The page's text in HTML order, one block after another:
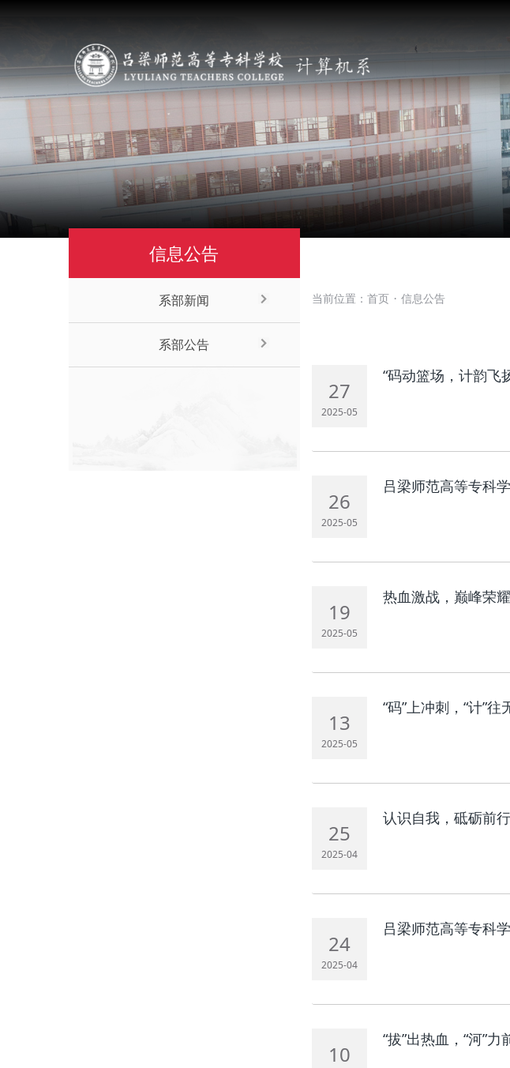
信息公告
系部新闻
系部公告
当前位置： 首页 · 信息公告
27
2025-05
“码动篮场，计韵
26
2025-05
吕梁师范高等专科
19
2025-05
热血激战，巅峰荣
13
2025-05
“码”上冲刺，“计”
25
2025-04
认识自我，砥砺前
24
2025-04
吕梁师范高等专科
10
“拔”出热血，“河”